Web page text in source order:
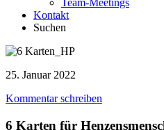
Team-Meetings
Kontakt
Suchen
25. Januar 2022
Kommentar schreiben
6 Karten für